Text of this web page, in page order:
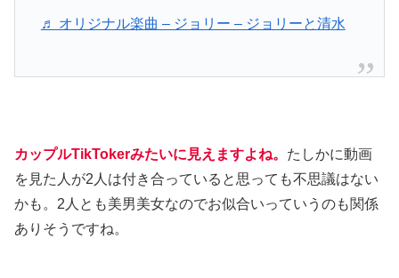
♬ オリジナル楽曲 – ジョリー – ジョリーと清水
カップルTikTokerみたいに見えますよね。 たしかに動画
を見た人が2人は付き合っていると思っても不思議はない
かも。2人とも美男美女なのでお似合いっていうのも関係
ありそうですね。